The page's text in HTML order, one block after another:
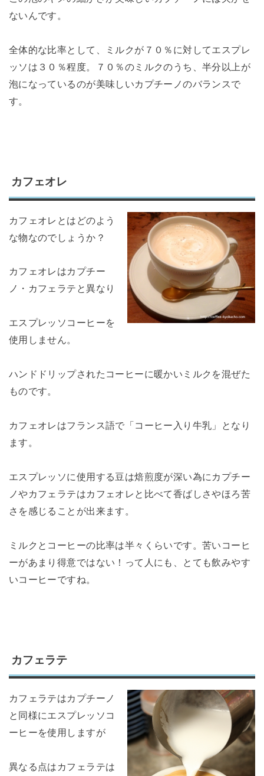
ないんです。
全体的な比率として、ミルクが７０％に対してエスプレ
ッソは３０％程度。７０％のミルクのうち、半分以上が
泡になっているのが美味しいカプチーノのバランスで
す。
カフェオレ
カフェオレとはどのよう
な物なのでしょうか？
カフェオレはカプチー
ノ・カフェラテと異なり
エスプレッソコーヒーを
使用しません。
ハンドドリップされたコーヒーに暖かいミルクを混ぜた
ものです。
カフェオレはフランス語で「コーヒー入り牛乳」となり
ます。
エスプレッソに使用する豆は焙煎度が深い為にカプチー
ノやカフェラテはカフェオレと比べて香ばしさやほろ苦
さを感じることが出来ます。
ミルクとコーヒーの比率は半々くらいです。苦いコーヒ
ーがあまり得意ではない！って人にも、とても飲みやす
いコーヒーですね。
カフェラテ
カフェラテはカプチーノ
と同様にエスプレッソコ
ーヒーを使用しますが
異なる点はカフェラテは